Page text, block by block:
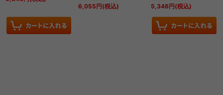
6,055 円(税込) 5,346 円(税込)